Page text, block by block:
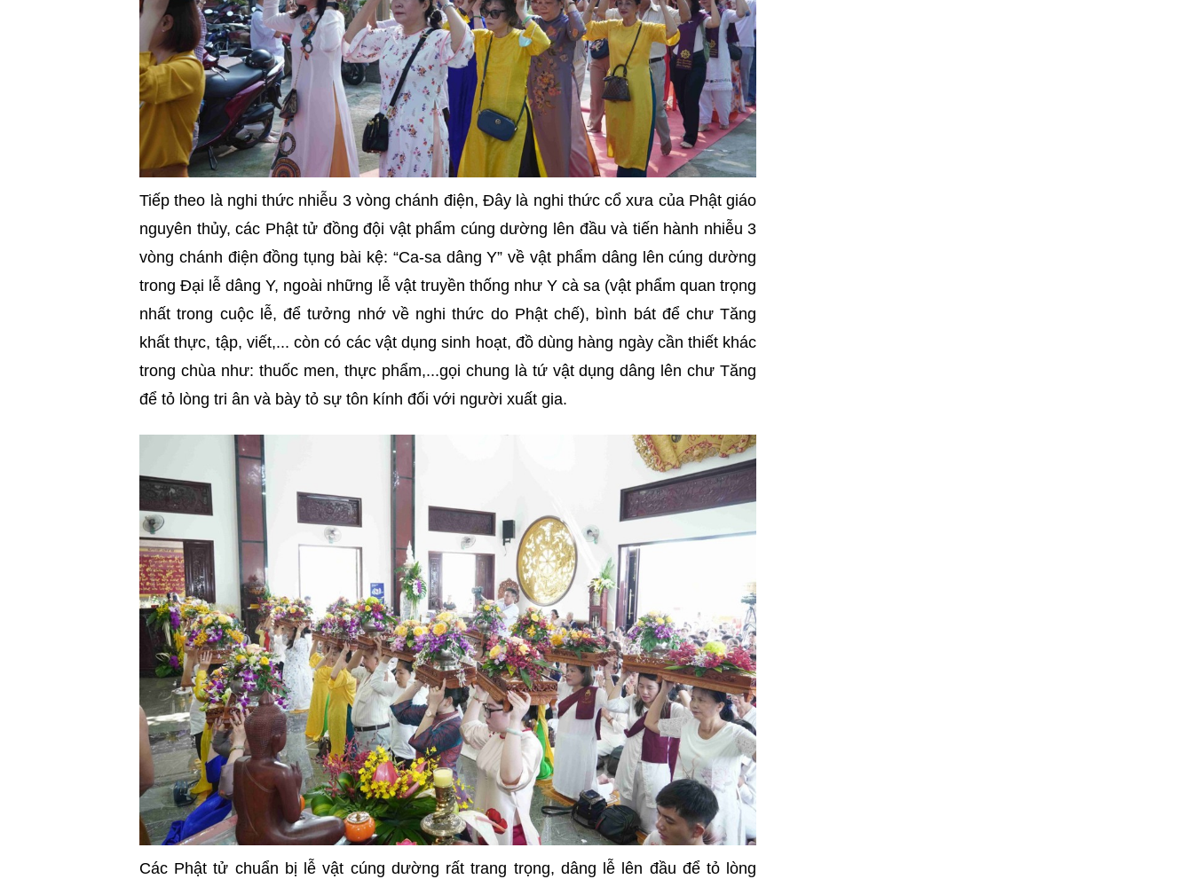
Tiếp theo là nghi thức nhiễu 3 vòng chánh điện, Đây là nghi thức cổ xưa của Phật giáo
nguyên thủy, các Phật tử đồng đội vật phẩm cúng dường lên đầu và tiến hành nhiễu 3
vòng chánh điện đồng tụng bài kệ: “Ca-sa dâng Y” về vật phẩm dâng lên cúng dường
trong Đại lễ dâng Y, ngoài những lễ vật truyền thống như Y cà sa (vật phẩm quan trọng
nhất trong cuộc lễ, để tưởng nhớ về nghi thức do Phật chế), bình bát để chư Tăng
khất thực, tập, viết,... còn có các vật dụng sinh hoạt, đồ dùng hàng ngày cần thiết khác
trong chùa như: thuốc men, thực phẩm,...gọi chung là tứ vật dụng dâng lên chư Tăng
để tỏ lòng tri ân và bày tỏ sự tôn kính đối với người xuất gia.
Các Phật tử chuẩn bị lễ vật cúng dường rất trang trọng, dâng lễ lên đầu để tỏ lòng